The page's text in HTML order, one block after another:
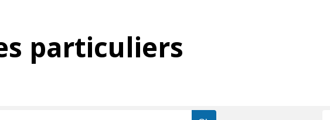
particuliers